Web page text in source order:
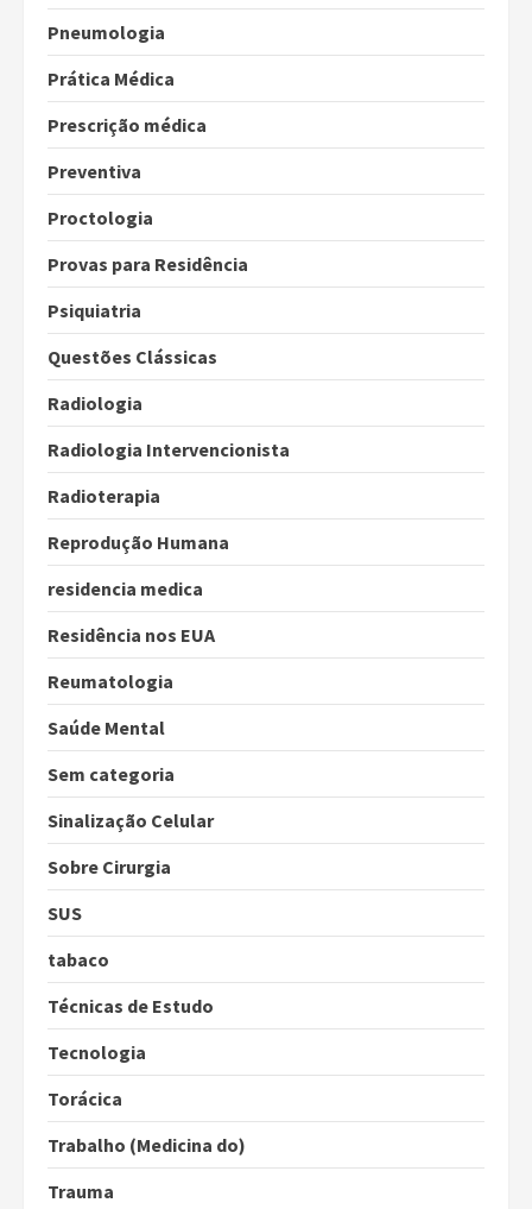
Pneumologia
Prática Médica
Prescrição médica
Preventiva
Proctologia
Provas para Residência
Psiquiatria
Questões Clássicas
Radiologia
Radiologia Intervencionista
Radioterapia
Reprodução Humana
residencia medica
Residência nos EUA
Reumatologia
Saúde Mental
Sem categoria
Sinalização Celular
Sobre Cirurgia
SUS
tabaco
Técnicas de Estudo
Tecnologia
Torácica
Trabalho (Medicina do)
Trauma